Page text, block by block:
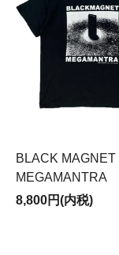
BLACK MAGNET
MEGAMANTRA
8,800円(内税)